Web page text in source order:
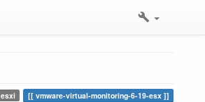
esxi vmware-virtual-monitoring-6-19-esx